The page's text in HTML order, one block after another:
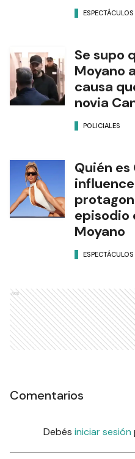
ESPECTÁCULOS
Se supo
Moyano
causa
novia
POLICIALES
Quién es
episodio
Moyano
ESPECTÁCULOS
Ads
Comentarios
Debés iniciar sesión